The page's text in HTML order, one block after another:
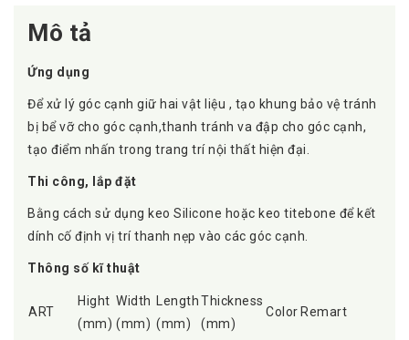
Mô tả
Ứng dụng
Để xử lý góc cạnh giữ hai vật liệu , tạo khung bảo vệ tránh
bị bể vỡ cho góc cạnh,thanh tránh va đập cho góc cạnh,
tạo điểm nhấn trong trang trí nội thất hiện đại.
Thi công, lắp đặt
Bằng cách sử dụng keo Silicone hoặc keo titebone để kết
dính cố định vị trí thanh nẹp vào các góc cạnh.
Thông số kĩ thuật
ART
Hight
(mm)
Width
(mm)
Length
(mm)
Thickness
(mm)
Color Remart